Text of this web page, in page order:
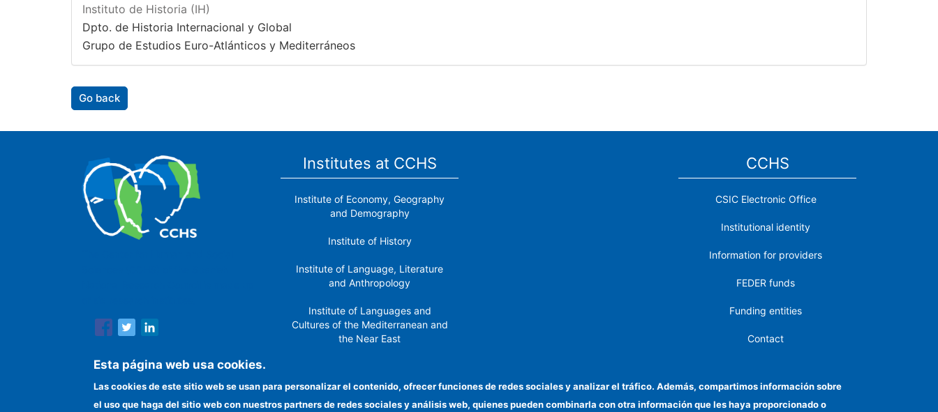
Instituto de Historia (IH)
Dpto. de Historia Internacional y Global
Grupo de Estudios Euro-Atlánticos y Mediterráneos
Go back
Institutes at CCHS
Institute of Economy, Geography
and Demography
Institute of History
Institute of Language, Literature
and Anthropology
Institute of Languages ​​and
Cultures of the Mediterranean and
the Near East
Institute of Public Policies and
Goods
CCHS
CSIC Electronic Office
Institutional identity
Information for providers
FEDER funds
Funding entities
Contact
Esta página web usa cookies.
Las cookies de este sitio web se usan para personalizar el contenido, ofrecer funciones de redes sociales y analizar el tráfico. Además, compartimos información sobre
el uso que haga del sitio web con nuestros partners de redes sociales y análisis web, quienes pueden combinarla con otra información que les haya proporcionado o